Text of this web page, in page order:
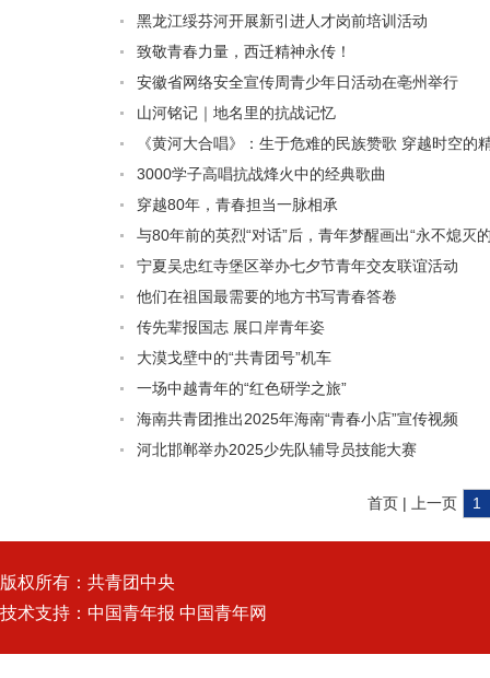
黑龙江绥芬河开展新引进人才岗前培训活动
致敬青春力量，西迁精神永传！
安徽省网络安全宣传周青少年日活动在亳州举行
山河铭记｜地名里的抗战记忆
《黄河大合唱》：生于危难的民族赞歌 穿越时空的
3000学子高唱抗战烽火中的经典歌曲
穿越80年，青春担当一脉相承
与80年前的英烈“对话”后，青年梦醒画出“永不熄灭
宁夏吴忠红寺堡区举办七夕节青年交友联谊活动
他们在祖国最需要的地方书写青春答卷
传先辈报国志 展口岸青年姿
大漠戈壁中的“共青团号”机车
一场中越青年的“红色研学之旅”
海南共青团推出2025年海南“青春小店”宣传视频
河北邯郸举办2025少先队辅导员技能大赛
首页 | 上一页 1
版权所有：共青团中央
技术支持：中国青年报 中国青年网